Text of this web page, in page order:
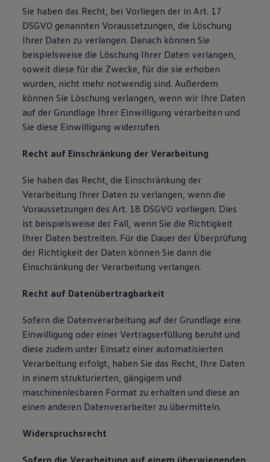
Sie haben das Recht, bei Vorliegen der in Art. 17
DSGVO genannten Voraussetzungen, die Löschung
Ihrer Daten zu verlangen. Danach können Sie
beispielsweise die Löschung Ihrer Daten verlangen,
soweit diese für die Zwecke, für die sie erhoben
wurden, nicht mehr notwendig sind. Außerdem
können Sie Löschung verlangen, wenn wir Ihre Daten
auf der Grundlage Ihrer Einwilligung verarbeiten und
Sie diese Einwilligung widerrufen.
Recht auf Einschränkung der Verarbeitung
Sie haben das Recht, die Einschränkung der
Verarbeitung Ihrer Daten zu verlangen, wenn die
Voraussetzungen des Art. 18 DSGVO vorliegen. Dies
ist beispielsweise der Fall, wenn Sie die Richtigkeit
Ihrer Daten bestreiten. Für die Dauer der Überprüfung
der Richtigkeit der Daten können Sie dann die
Einschränkung der Verarbeitung verlangen.
Recht auf Datenübertragbarkeit
Sofern die Datenverarbeitung auf der Grundlage eine
Einwilligung oder einer Vertragserfüllung beruht und
diese zudem unter Einsatz einer automatisierten
Verarbeitung erfolgt, haben Sie das Recht, Ihre Daten
in einem strukturierten, gängigem und
maschinenlesbaren Format zu erhalten und diese an
einen anderen Datenverarbeiter zu übermitteln.
Widerspruchsrecht
Sofern die Verarbeitung auf einem überwiegenden